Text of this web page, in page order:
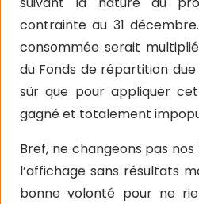
contrainte au 31
consommée serait
du Fonds de répartition due
sûr que pour appliquer
gagné et totalement
Bref, ne changeons pas
l’affichage sans résultats
bonne volonté pour ne